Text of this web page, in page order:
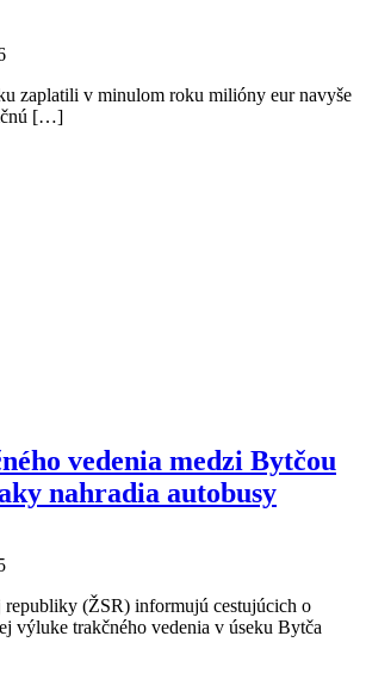
zaplatili v minulom roku milióny eur navyše
[…]
vedenia medzi Bytčou
nahradia autobusy
republiky (ŽSR) informujú cestujúcich o
výluke trakčného vedenia v úseku Bytča